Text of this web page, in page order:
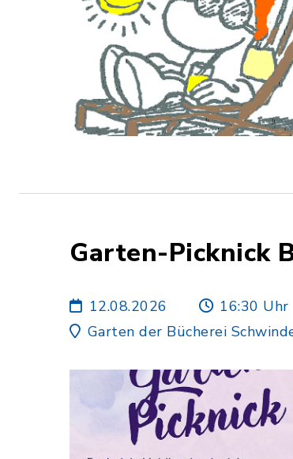
Garten-Picknick
12.08.2026
16:30 Uhr
Garten der Bücherei